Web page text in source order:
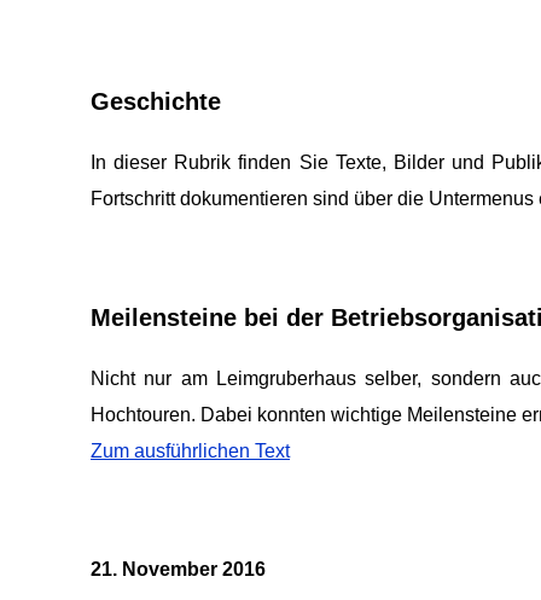
Geschichte
In dieser Rubrik finden Sie Texte, Bilder und
Fortschritt dokumentieren sind über die
Meilensteine bei der
Nicht nur am Leimgruberhaus selber, sondern
Hochtouren. Dabei konnten wichtige Meilensteine
Zum ausführlichen Text
21. November 2016